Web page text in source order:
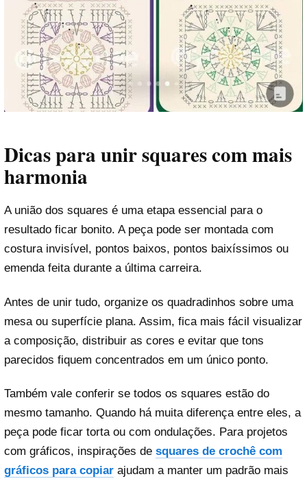
Dicas para unir squares com mais
harmonia
A união dos squares é uma etapa essencial para o
resultado ficar bonito. A peça pode ser montada com
costura invisível, pontos baixos, pontos baixíssimos ou
emenda feita durante a última carreira.
Antes de unir tudo, organize os quadradinhos sobre uma
mesa ou superfície plana. Assim, fica mais fácil visualizar
a composição, distribuir as cores e evitar que tons
parecidos fiquem concentrados em um único ponto.
Também vale conferir se todos os squares estão do
mesmo tamanho. Quando há muita diferença entre eles, a
peça pode ficar torta ou com ondulações. Para projetos
com gráficos, inspirações de squares de crochê com
gráficos para copiar ajudam a manter um padrão mais